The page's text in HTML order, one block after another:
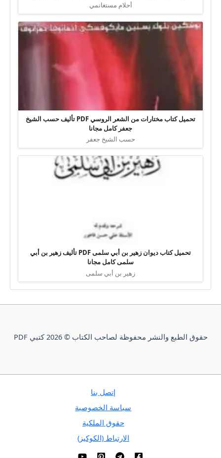
أحلام مستغانمي
تحميل كتاب مختارات من الشعر الروسي PDF تأليف حسب الشيخ
جعفر كامل مجانا
حسب الشيخ جعفر
تحميل كتاب ديوان زهير بن أبي سلمى PDF تأليف زهير بن أبي
سلمى كامل مجانا
زهير بن أبي سلمى
حقوق الطبع والنشر محفوظة لصاحب الكتاب © 2026 كتبي PDF
إتصل بنا
سياسة الخصوصية
حقوق الملكية
الارتباط (الكوكيز)